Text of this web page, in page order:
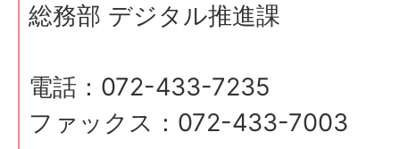
総務部 デジタル推進課
電話：072-433-7235
ファックス：072-433-7003